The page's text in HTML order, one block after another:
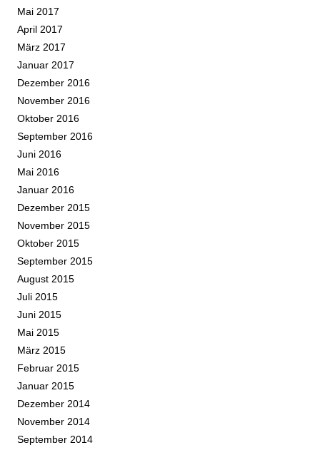
Mai 2017
April 2017
März 2017
Januar 2017
Dezember 2016
November 2016
Oktober 2016
September 2016
Juni 2016
Mai 2016
Januar 2016
Dezember 2015
November 2015
Oktober 2015
September 2015
August 2015
Juli 2015
Juni 2015
Mai 2015
März 2015
Februar 2015
Januar 2015
Dezember 2014
November 2014
September 2014